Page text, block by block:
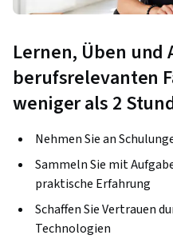
Lernen, Üben und
berufsrelevanten
weniger als 2
Nehmen Sie an
Sammeln Sie mit
praktische Erfahrung
Schaffen Sie Vertrauen
Technologien